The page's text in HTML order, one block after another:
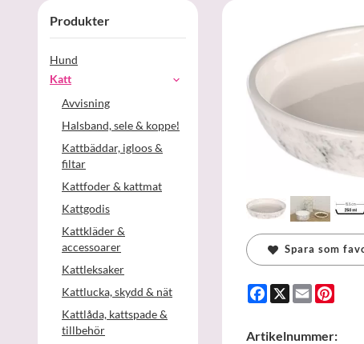
Produkter
Hund
Katt
Avvisning
Halsband, sele & koppel
Kattbäddar, igloos &
filtar
Kattfoder & kattmat
Kattgodis
Kattkläder &
accessoarer
Kattleksaker
Kattlucka, skydd & nät
Kattlåda, kattspade &
tillbehör
Spara som
Facebook
X Email
Artikelnummer: